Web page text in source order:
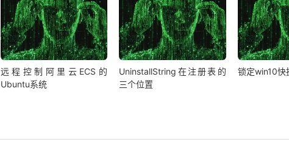
远程控制阿里云ECS的
Ubuntu系统
UninstallString在注册表的
三个位置
锁定win10快